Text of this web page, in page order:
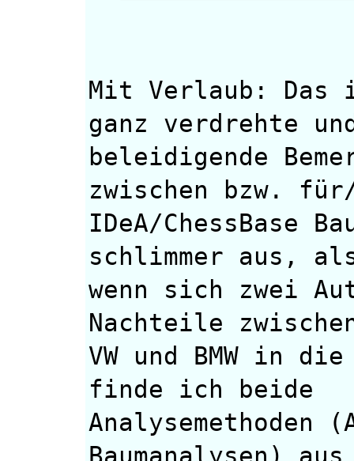
Mit Verlaub:
ganz verdrehte
beleidigende
zwischen bzw. für/
IDeA/ChessBase
schlimmer aus,
wenn sich zwei
Nachteile
VW und BMW in
finde ich beide
Analysemethoden
Baumanalysen)